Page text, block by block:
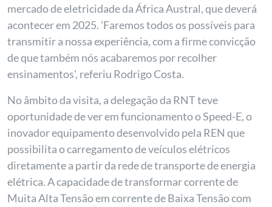
mercado de eletricidade da África Austral, que deverá
acontecer em 2025. 'Faremos todos os possíveis para
transmitir a nossa experiência, com a firme convicção
de que também nós acabaremos por recolher
ensinamentos', referiu Rodrigo Costa.
No âmbito da visita, a delegação da RNT teve
oportunidade de ver em funcionamento o Speed-E, o
inovador equipamento desenvolvido pela REN que
possibilita o carregamento de veículos elétricos
diretamente a partir da rede de transporte de energia
elétrica. A capacidade de transformar corrente de
Muita Alta Tensão em corrente de Baixa Tensão com